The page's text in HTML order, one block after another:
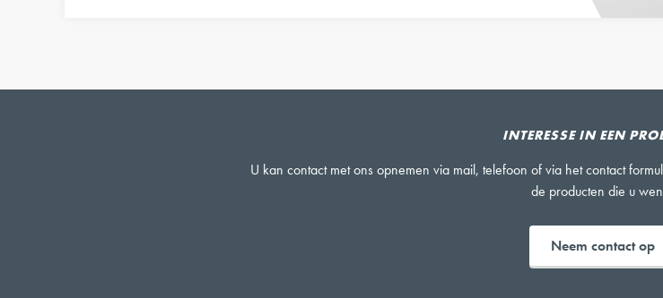
INTERESSE IN EEN
U kan contact met ons opnemen via mail, telefoon of via het contact
de producten die u
Neem contact op